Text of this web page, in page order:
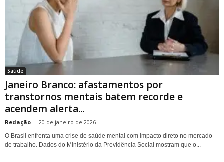
Saúde
Janeiro Branco: afastamentos por
transtornos mentais batem recorde e
acendem alerta...
Redação - 20 de janeiro de 2026
O Brasil enfrenta uma crise de saúde mental com impacto direto no mercado
de trabalho. Dados do Ministério da Previdência Social mostram que o...